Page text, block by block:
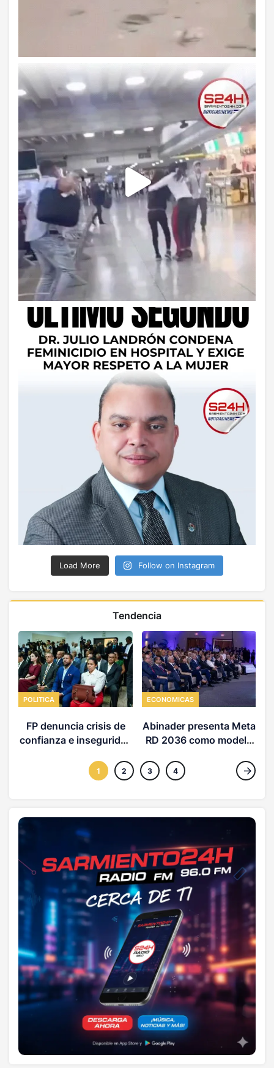
Load More Follow on Instagram
Tendencia
POLITICA
FP denuncia crisis de
confianza e inseguridad
ECONOMICAS
Abinader presenta Meta
RD 2036 como modelo
1 2 3 4